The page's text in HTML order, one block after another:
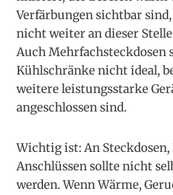
Verfärbungen sichtbar
nicht weiter an dieser
Auch Mehrfachsteckdosen
Kühlschränke nicht ideal,
weitere leistungsstarke
angeschlossen sind.
Wichtig ist: An Steckdosen,
Anschlüssen sollte nicht
werden. Wenn Wärme,